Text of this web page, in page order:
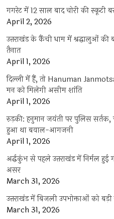
गगरेट में 12 साल बाद चोरी की स्कूटी
April 2, 2026
उत्तराखंड के कैंची धाम में श्रद्धालुओं
तैनात
April 1, 2026
दिल्ली में हैं, तो Hanuman
मन को मिलेगी असीम शांति
April 1, 2026
रुड़की: हनुमान जयंती पर पुलिस सर्तक,
हुआ था बवाल-आगजनी
April 1, 2026
अर्द्धकुंभ से पहले उत्तराखंड में निर्मल हुई
असर
March 31, 2026
उत्तराखंड में बिजली उपभोक्ताओं को बड़ी
March 31, 2026